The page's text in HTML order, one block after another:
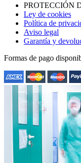
PROTECCIÓN
Ley de cookies
Política de
Aviso legal
Garantía y
Formas de pago